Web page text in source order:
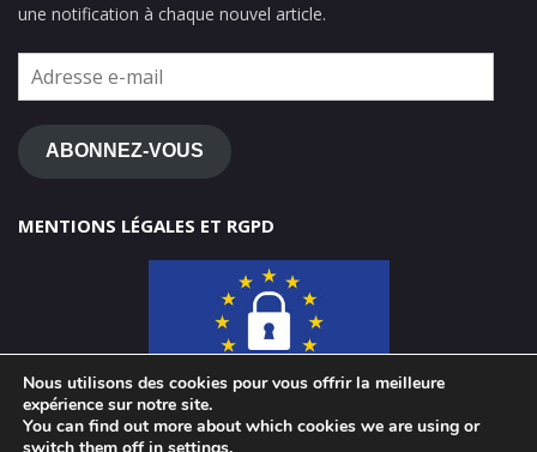
une notification à chaque nouvel article.
Adresse
mail
ABONNEZ-VOUS
MENTIONS LÉGALES ET RGPD
Nous utilisons des cookies pour vous offrir la meilleure
expérience sur notre site.
You can find out more about which cookies we are using or